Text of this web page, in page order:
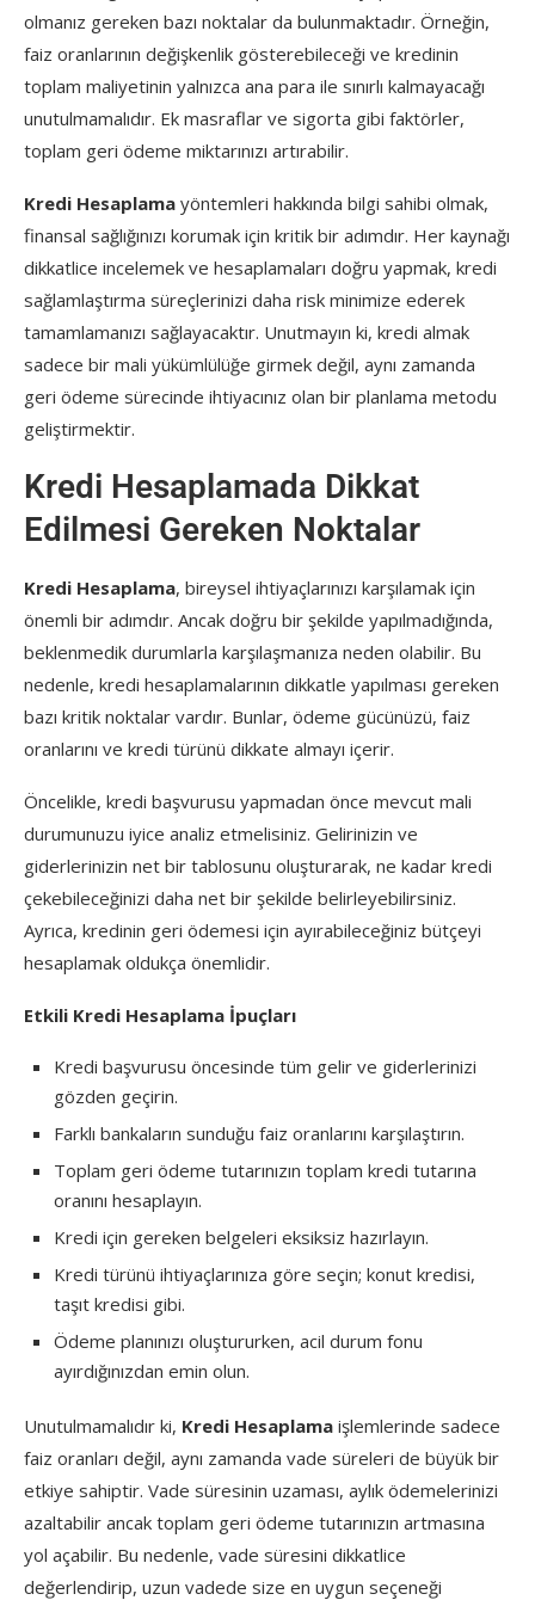
olmanız gereken bazı noktalar da bulunmaktadır. Örneğin,
faiz oranlarının değişkenlik gösterebileceği ve kredinin
toplam maliyetinin yalnızca ana para ile sınırlı kalmayacağı
unutulmamalıdır. Ek masraflar ve sigorta gibi faktörler,
toplam geri ödeme miktarınızı artırabilir.
Kredi Hesaplama yöntemleri hakkında bilgi sahibi olmak,
finansal sağlığınızı korumak için kritik bir adımdır. Her kaynağı
dikkatlice incelemek ve hesaplamaları doğru yapmak, kredi
sağlamlaştırma süreçlerinizi daha risk minimize ederek
tamamlamanızı sağlayacaktır. Unutmayın ki, kredi almak
sadece bir mali yükümlülüğe girmek değil, aynı zamanda
geri ödeme sürecinde ihtiyacınız olan bir planlama metodu
geliştirmektir.
Kredi Hesaplamada Dikkat
Edilmesi Gereken Noktalar
Kredi Hesaplama, bireysel ihtiyaçlarınızı karşılamak için
önemli bir adımdır. Ancak doğru bir şekilde yapılmadığında,
beklenmedik durumlarla karşılaşmanıza neden olabilir. Bu
nedenle, kredi hesaplamalarının dikkatle yapılması gereken
bazı kritik noktalar vardır. Bunlar, ödeme gücünüzü, faiz
oranlarını ve kredi türünü dikkate almayı içerir.
Öncelikle, kredi başvurusu yapmadan önce mevcut mali
durumunuzu iyice analiz etmelisiniz. Gelirinizin ve
giderlerinizin net bir tablosunu oluşturarak, ne kadar kredi
çekebileceğinizi daha net bir şekilde belirleyebilirsiniz.
Ayrıca, kredinin geri ödemesi için ayırabileceğiniz bütçeyi
hesaplamak oldukça önemlidir.
Etkili Kredi Hesaplama İpuçları
Kredi başvurusu öncesinde tüm gelir ve giderlerinizi
gözden geçirin.
Farklı bankaların sunduğu faiz oranlarını karşılaştırın.
Toplam geri ödeme tutarınızın toplam kredi tutarına
oranını hesaplayın.
Kredi için gereken belgeleri eksiksiz hazırlayın.
Kredi türünü ihtiyaçlarınıza göre seçin; konut kredisi,
taşıt kredisi gibi.
Ödeme planınızı oluştururken, acil durum fonu
ayırdığınızdan emin olun.
Unutulmamalıdır ki, Kredi Hesaplama işlemlerinde sadece
faiz oranları değil, aynı zamanda vade süreleri de büyük bir
etkiye sahiptir. Vade süresinin uzaması, aylık ödemelerinizi
azaltabilir ancak toplam geri ödeme tutarınızın artmasına
yol açabilir. Bu nedenle, vade süresini dikkatlice
değerlendirip, uzun vadede size en uygun seçeneği